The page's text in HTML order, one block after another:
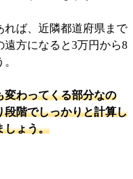
れば、近隣都道府県まで
方になると3万円から8
変わってくる部分なの
段階でしっかりと計算し
しょう。